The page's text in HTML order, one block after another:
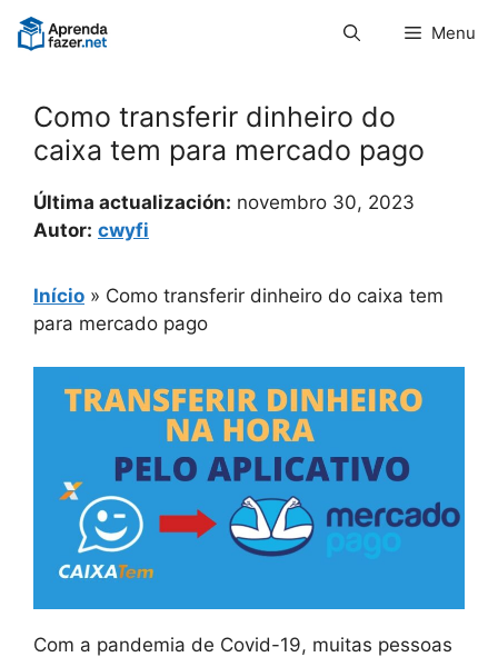
Pular
para
Menu
Como transferir dinheiro do
caixa tem para mercado pago
Última actualización: novembro 30, 2023
Autor: cwyfi
Início » Como transferir dinheiro do caixa tem
para mercado pago
Com a pandemia de Covid-19, muitas pessoas